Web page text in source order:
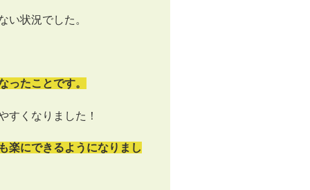
い状況でした。
ったことです。
すくなりました！
楽にできるようになりまし